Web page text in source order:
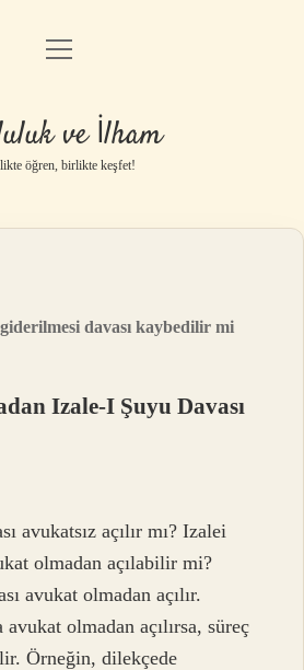
Anasayfa
Gizlilik Politikası
Yasal Uyarı
menüyü
ve İlham
öğren, birlikte keşfet!
davası kaybedilir mi
Izale-I Şuyu Davası
avukatsız açılır mı? Izalei
olmadan açılabilir mi?
avukat olmadan açılır.
olmadan açılırsa, süreç
Örneğin, dilekçede